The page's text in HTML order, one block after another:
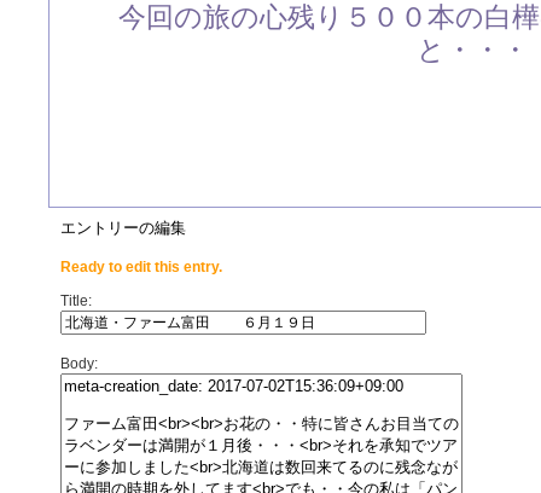
今回の旅の心残り５００本の白
と・・・
エントリーの編集
Ready to edit this entry.
Title:
Body: